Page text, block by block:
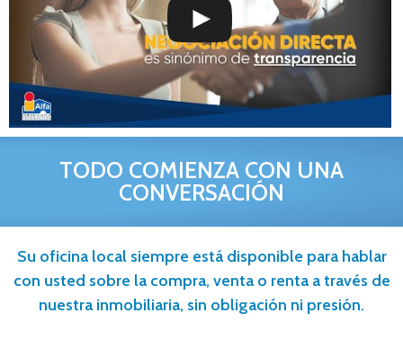
TODO COMIENZA CON UNA
CONVERSACIÓN
Su oficina local siempre está disponible para hablar
con usted sobre la compra, venta o renta a través de
nuestra inmobiliaria, sin obligación ni presión.